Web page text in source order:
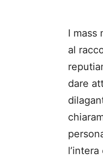
I mass
al
dare